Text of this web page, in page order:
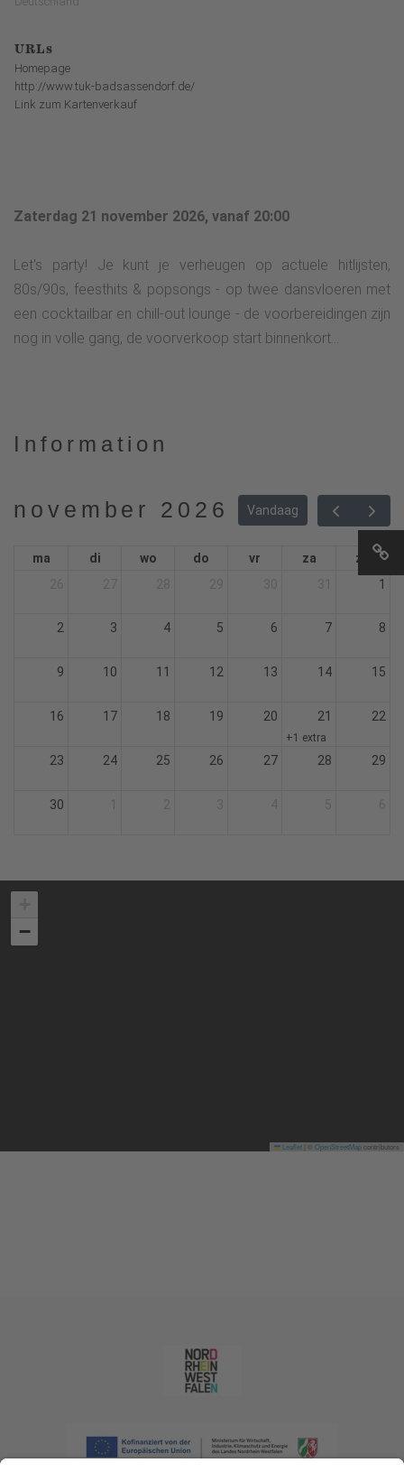
URLs
Homepage
http://www.tuk-badsassendorf.de/
Link zum Kartenverkauf
Zaterdag 21 november 2026, vanaf 20:00
Let's party! Je kunt je verheugen op actuele hitlijsten,
80s/90s, feesthits & popsongs - op twee dansvloeren met
een cocktailbar en chill-out lounge - de voorbereidingen zijn
nog in volle gang, de voorverkoop start binnenkort...
Information
november 2026 Vandaag
ma di wo do vr za
zo
1
2 3 4 5 6 7 8
9 10 11 12 13 14 15
16 17 18 19 20 21
+1 extra
22
23 24 25 26 27 28 29
30
−
Leaflet OpenStreetMapcontributors